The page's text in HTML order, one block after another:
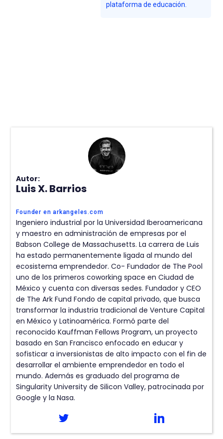
plataforma de educación.
Autor:
Luis X. Barrios
Founder en arkangeles.com
Ingeniero industrial por la Universidad Iberoamericana
y maestro en administración de empresas por el
Babson College de Massachusetts. La carrera de Luis
ha estado permanentemente ligada al mundo del
ecosistema emprendedor. Co- Fundador de The Pool
uno de los primeros coworking space en Ciudad de
México y cuenta con diversas sedes. Fundador y CEO
de The Ark Fund Fondo de capital privado, que busca
transformar la industria tradicional de Venture Capital
en México y Latinoamérica. Formó parte del
reconocido Kauffman Fellows Program, un proyecto
basado en San Francisco enfocado en educar y
sofisticar a inversionistas de alto impacto con el fin de
desarrollar el ambiente emprendedor en todo el
mundo. Además es graduado del programa de
Singularity University de Silicon Valley, patrocinada por
Google y la Nasa.